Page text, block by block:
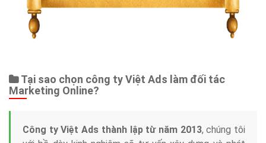
Tại sao chọn công ty Việt Ads làm đối tác
Marketing Online?
Công ty Việt Ads thành lập từ năm 2013, chúng tôi